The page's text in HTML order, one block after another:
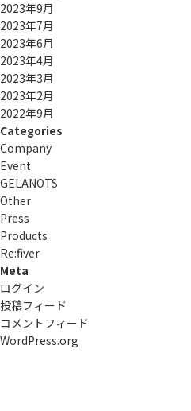
2023年9月
2023年7月
2023年6月
2023年4月
2023年3月
2023年2月
2022年9月
Categories
Company
Event
GELANOTS
Other
Press
Products
Re:ﬁver
Meta
ログイン
投稿フィード
コメントフィード
WordPress.org